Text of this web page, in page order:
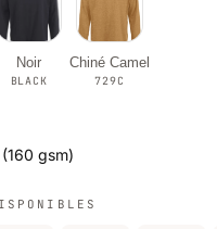
Noir
BLACK
Chiné Camel
729C
gsm)